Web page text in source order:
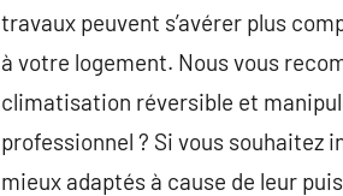
travaux peuvent s’avérer plus
à votre logement. Nous vous
climatisation réversible et
professionnel ? Si vous souhaitez
mieux adaptés à cause de leur